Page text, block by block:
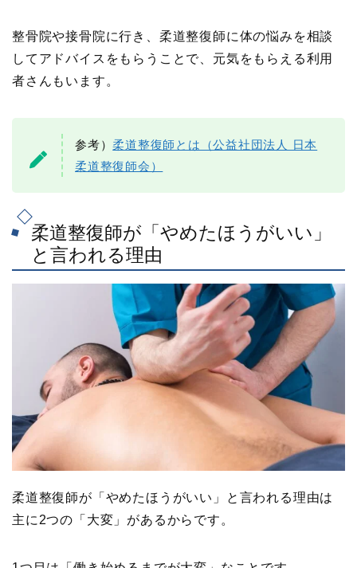
整骨院や接骨院に行き、柔道整復師に体の悩みを相談
してアドバイスをもらうことで、元気をもらえる利用
者さんもいます。
参考）柔道整復師とは（公益社団法人 日本
柔道整復師会）
柔道整復師が「やめたほうがいい」
と言われる理由
柔道整復師が「やめたほうがいい」と言われる理由は
主に2つの「大変」があるからです。